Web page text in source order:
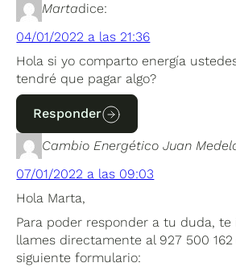
Martadice:
04/01/2022 a las 21:36
Hola si yo comparto energía
tendré que pagar algo?
Responder
Cambio Energético Juan
07/01/2022 a las 09:03
Hola Marta,
Para poder responder a tu duda,
llames directamente al 927 500
siguiente formulario: